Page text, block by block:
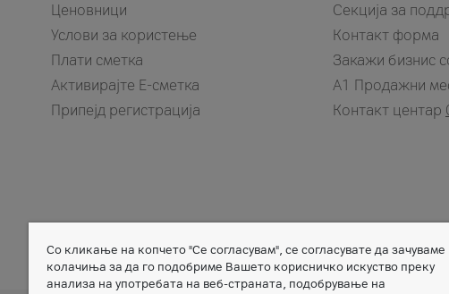
Ценовници
Услови за користење
Плати сметка
Активирајте Е-сметка
Припејд регистрација
Секција за
Контакт форма
Закажи бизнис
A1 Продажни
Контакт центар
Member of
Со кликање на копчето "Се согласувам", се согласувате да зачуваме
колачиња за да го подобриме Вашето корисничко искуство преку
анализа на употребата на веб-страната, подобрување на